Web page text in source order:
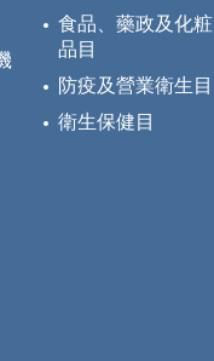
食品、藥政及化粧
品目
防疫及營業衛生目
衛生保健目